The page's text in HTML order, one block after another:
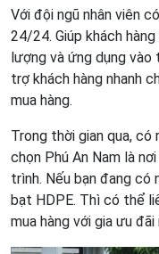
Với đội ngũ nhân viên
24/24. Giúp khách
lượng và ứng dụng
trợ khách hàng nhanh
mua hàng.
Trong thời gian qua,
chọn Phú An Nam là
trình. Nếu bạn đang có
bạt HDPE. Thì có thể
mua hàng với gia ưu đãi